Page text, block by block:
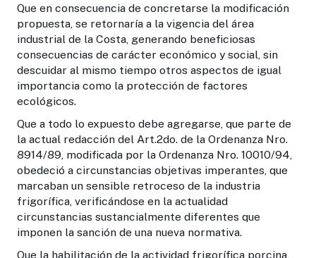
Que en consecuencia de concretarse la modifica­ción
propuesta, se retornaría a la vigencia del área
industrial de la Costa, generando beneficiosas
consecuencias de carácter económico y social, sin
descuidar al mismo tiempo otros aspectos de igual
importancia como la protección de factores
ecológicos.
Que a todo lo expuesto debe agregarse, que parte de
la actual redacción del Art.2do. de la Ordenanza Nro.
8914/89, modificada por la Ordenanza Nro. 10010/94,
obedeció a circunstancias objetivas imperantes, que
marcaban un sensible retroceso de la industria
frigorífica, verificándose en la actua­lidad
circunstancias sustancialmente diferentes que
imponen la sanción de una nueva normativa.
Que la habilitación de la actividad frigorífica porcina,